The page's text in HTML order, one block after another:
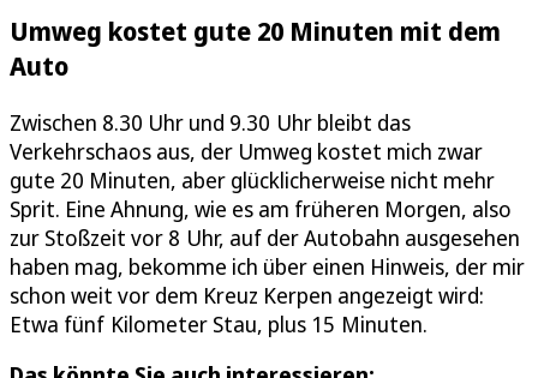
Umweg kostet gute 20 Minuten mit dem
Auto
Zwischen 8.30 Uhr und 9.30 Uhr bleibt das
Verkehrschaos aus, der Umweg kostet mich zwar
gute 20 Minuten, aber glücklicherweise nicht mehr
Sprit. Eine Ahnung, wie es am früheren Morgen, also
zur Stoßzeit vor 8 Uhr, auf der Autobahn ausgesehen
haben mag, bekomme ich über einen Hinweis, der mir
schon weit vor dem Kreuz Kerpen angezeigt wird:
Etwa fünf Kilometer Stau, plus 15 Minuten.